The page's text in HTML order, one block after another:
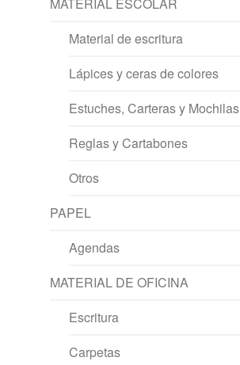
Material de escritura
Lápices y ceras de colores
Estuches, Carteras y Mochilas
Reglas y Cartabones
Otros
PAPEL
Agendas
MATERIAL DE OFICINA
Escritura
Carpetas